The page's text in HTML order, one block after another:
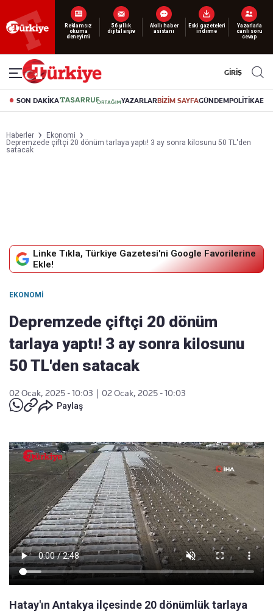
Yeni nesil dijital
abonelik 19 TL’den başlayan fiyatlarla.
GİRİŞ
SON DAKİKA YAZARLARBİZİM SAYFAGÜNDEMPOLİTİKA
Haberler
Ekonomi
Depremzede çiftçi 20 dönüm tarlaya yaptı! 3 ay sonra kilosunu 50 TL'den
satacak
Linke Tıkla, Türkiye Gazetesi'ni Google Favorilerine
Ekle!
EKONOMI
Depremzede çiftçi 20 dönüm
tarlaya yaptı! 3 ay sonra kilosunu
50 TL'den satacak
02 Ocak, 2025 - 10:03
02 Ocak, 2025 - 10:03
Paylaş
Hatay'ın Antakya ilçesinde 20 dönümlük tarlaya